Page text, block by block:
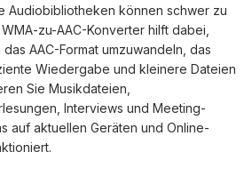
Audiobibliotheken können schwer zu
zu-AAC-Konverter hilft dabei,
AAC-Format umzuwandeln, das
Wiedergabe und kleinere Dateien
Sie Musikdateien,
Interviews und Meeting-
auf aktuellen Geräten und Online-